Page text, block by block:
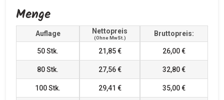
Menge
Auflage Nettopreis
(ohne MwSt.)
Bruttopreis:
50Stk. 21,85 € 26,00 €
80Stk. 27,56 € 32,80 €
100Stk. 29,41 € 35,00 €